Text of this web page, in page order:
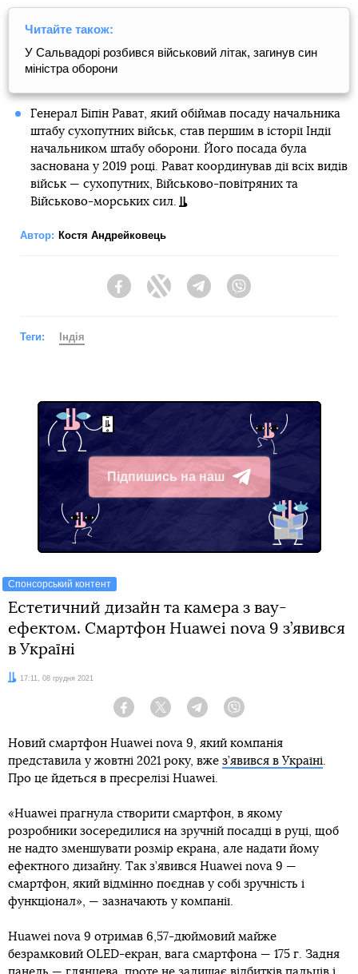
Читайте також:
У Сальвадорі розбився військовий літак, загинув син
міністра оборони
Генерал Біпін Рават, який обіймав посаду начальника
штабу сухопутних військ, став першим в історії Індії
начальником штабу оборони. Його посада була
заснована у 2019 році. Рават координував дії всіх видів
військ — сухопутних, Військово-повітряних та
Військово-морських сил.
Автор: Костя Андрейковець
FacebookTwitter Telegram
Теги: Індія
Підпишись на наш
Telegram
Спонсорський контент
Естетичний дизайн та камера з вау-
ефектом. Смартфон Huawei nova 9 з’явився
в Україні
Дата:17:11, 08 грудня 2021
Facebook Twitter Telegram
Новий смартфон Huawei nova 9, який компанія
представила у жовтні 2021 року, вже з’явився в Україні.
Про це йдеться в пресрелізі Huawei.
«Huawei прагнула створити смартфон, в якому
розробники зосередилися на зручній посадці в руці, щоб
не надто зменшувати розмір екрана, але надати йому
ефектного дизайну. Так з’явився Huawei nova 9 —
смартфон, який відмінно поєднав у собі зручність і
функціонал», — зазначають у компанії.
Huawei nova 9 отримав 6,57-дюймовий майже
безрамковий OLED-екран, вага смартфона — 175 г. Задня